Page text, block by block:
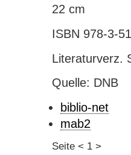
22 cm
ISBN 978-3-
Literaturverz.
Quelle: DNB
biblio-net
mab2
Seite < 1 >